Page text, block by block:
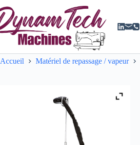
au
contenu
Accueil Matériel de repassage / vapeur